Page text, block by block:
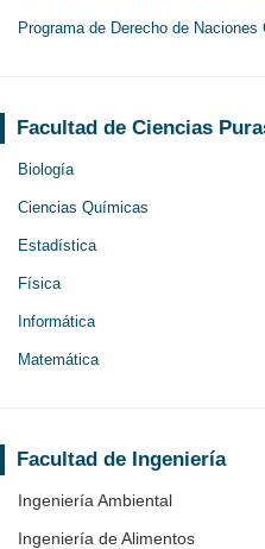
Programa de Derecho de Naciones
Facultad de Ciencias
Biología
Ciencias Químicas
Estadística
Física
Informática
Matemática
Facultad de Ingeniería
Ingeniería Ambiental
Ingeniería de Alimentos